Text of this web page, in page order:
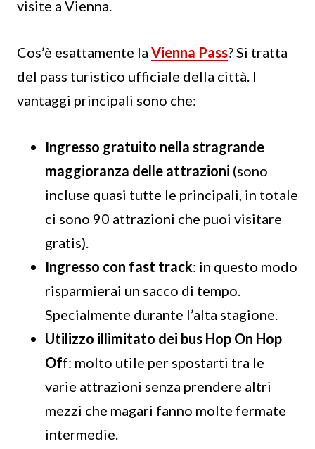
visite a Vienna.
Cos’è esattamente la Vienna Pass? Si tratta
del pass turistico ufficiale della città. I
vantaggi principali sono che:
Ingresso gratuito nella stragrande
maggioranza delle attrazioni (sono
incluse quasi tutte le principali, in totale
ci sono 90 attrazioni che puoi visitare
gratis).
Ingresso con fast track: in questo modo
risparmierai un sacco di tempo.
Specialmente durante l’alta stagione.
Utilizzo illimitato dei bus Hop On Hop
Off: molto utile per spostarti tra le
varie attrazioni senza prendere altri
mezzi che magari fanno molte fermate
intermedie.